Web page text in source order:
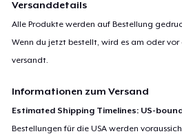
Versanddetails
Alle Produkte werden auf Bestellung
Wenn du jetzt bestellt, wird es am oder
versandt.
Informationen zum Versand
Estimated Shipping Timelines: US-
Bestellungen für die USA werden